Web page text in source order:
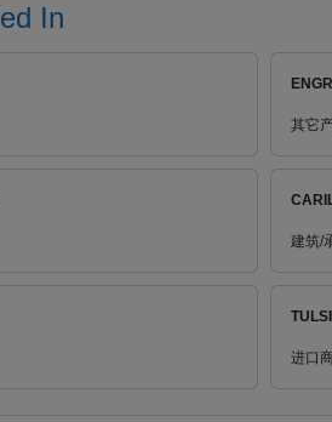
In
其它
建筑/
进口